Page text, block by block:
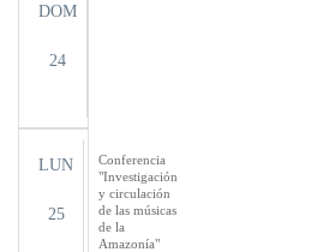
DOM
24
LUN
25
Conferencia
"Investigación
y circulación
de las músicas
de la
Amazonía"